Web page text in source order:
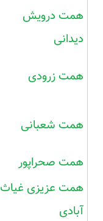
همت درویش
دیدانی
همت زرودی
همت شعبانی
همت صحراپور
همت عزیزی غیاث
آبادی